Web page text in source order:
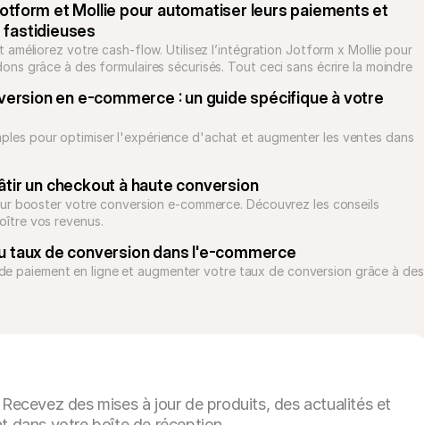
et Mollie pour automatiser leurs paiements et
fastidieuses
améliorez votre cash-flow. Utilisez l’intégration Jotform x Mollie pour
grâce à des formulaires sécurisés. Tout ceci sans écrire la moindre
en e-commerce : un guide spécifique à votre
pour optimiser l'expérience d'achat et augmenter les ventes dans
un checkout à haute conversion
booster votre conversion e-commerce. Découvrez les conseils
vos revenus.
taux de conversion dans l'e-commerce
paiement en ligne et augmenter votre taux de conversion grâce à des
des mises à jour de produits, des actualités et